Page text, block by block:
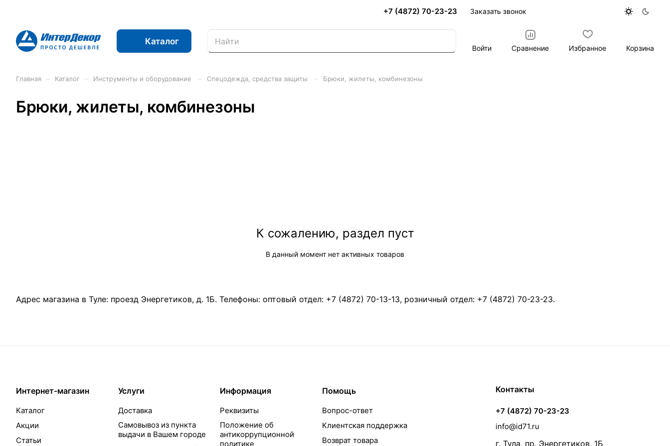
+7 (4872) 70-23-23 Заказать звонок
Каталог
Войти Сравнение Избранное Корзина
Главная Каталог Инструменты и оборудование Спецодежда, средства защиты Брюки, жилеты, комбинезоны
Брюки, жилеты, комбинезоны
К сожалению, раздел пуст
В данный момент нет активных товаров
Адрес магазина в Туле: проезд Энергетиков, д. 1Б. Телефоны: оптовый отдел: +7 (4872) 70-13-13, розничный отдел: +7 (4872) 70-23-23.
Интернет-магазин
Каталог
Акции
Статьи
Услуги
Доставка
Самовывоз из пункта
выдачи в Вашем городе
Информация
Реквизиты
Положение об
антикоррупционной
политике
Помощь
Вопрос-ответ
Клиентская поддержка
Возврат товара
Контакты
+7 (4872) 70-23-23
info@id71.ru
г. Тула, пр. Энергетиков, 1Б